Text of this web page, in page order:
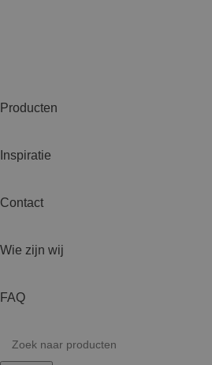
Producten
Inspiratie
Contact
Wie zijn wij
FAQ